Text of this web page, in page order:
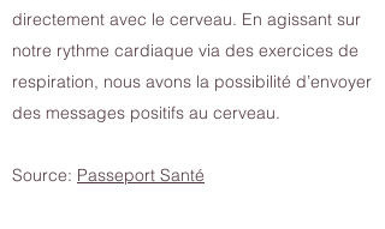
directement avec le cerveau. En agissant sur
notre rythme cardiaque via des exercices de
respiration, nous avons la possibilité d’envoyer
des messages positifs au cerveau.
Source: Passeport Santé